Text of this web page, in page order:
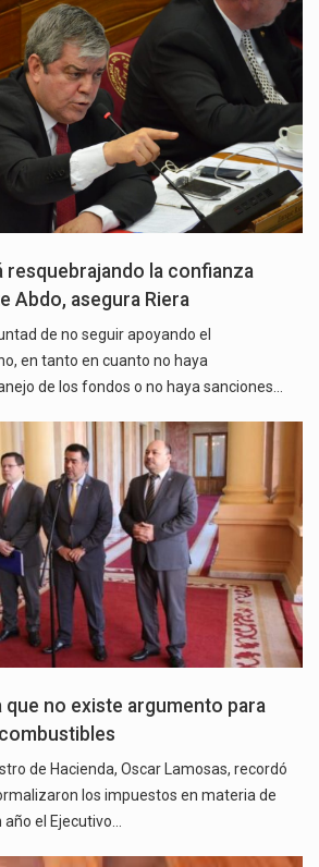
resquebrajando la confianza
Abdo, asegura Riera
de no seguir apoyando el
en tanto en cuanto no haya
de los fondos o no haya sanciones…
que no existe argumento para
de Hacienda, Oscar Lamosas, recordó
los impuestos en materia de
el Ejecutivo…